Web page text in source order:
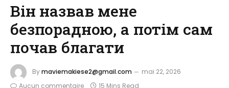
Він назвав мене
безпорадною, а потім сам
почав благати
Bymaviemakiese2@gmail.com
mai 22, 2026
Aucun commentaire
15 Mins Read